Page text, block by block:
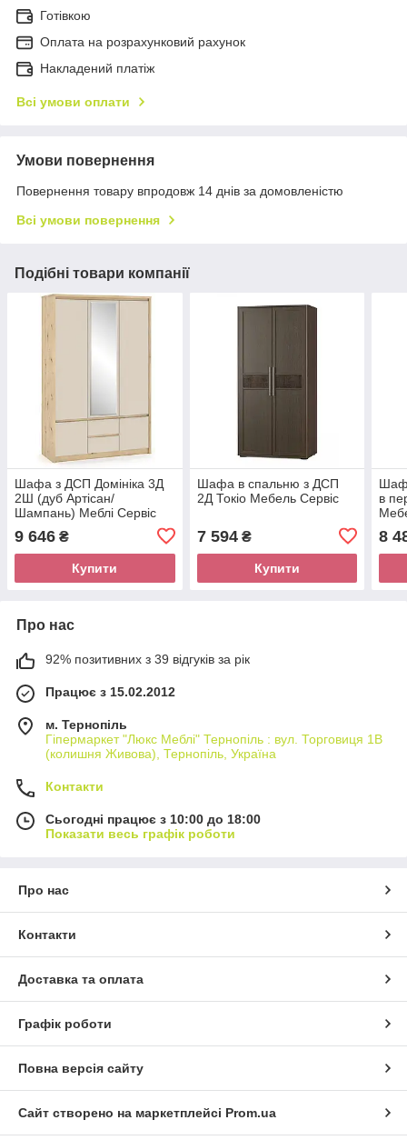
Готівкою
Оплата на розрахунковий рахунок
Накладений платіж
Всі умови оплати
Умови повернення
Повернення товару впродовж 14 днів за домовленістю
Всі умови повернення
Подібні товари компанії
Шафа з ДСП Домініка 3Д
2Ш (дуб Артісан/
Шампань) Меблі Сервіс
9 646 ₴
Купити
Шафа в спальню з ДСП
2Д Токіо Мебель Сервіс
7 594₴
Купити
в
8
Про нас
92% позитивних з 39 відгуків за рік
Працює з 15.02.2012
м. Тернопіль
Гіпермаркет "Люкс Меблі" Тернопіль : вул. Торговиця 1В
(колишня Живова), Тернопіль, Україна
Контакти
Сьогодні працює з 10:00 до 18:00
Показати весь графік роботи
Про нас
Контакти
Доставка та оплата
Графік роботи
Повна версія сайту
Сайт створено на маркетплейсі Prom.ua